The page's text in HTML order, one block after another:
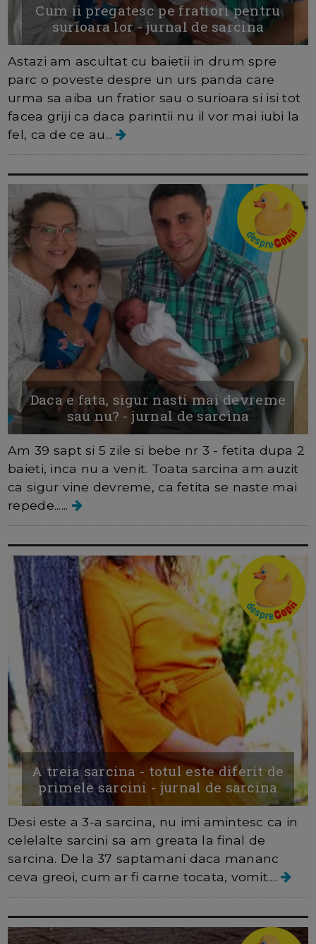
Cum ii pregatesc pe fratiori pentru
surioara lor - jurnal de sarcina
Astazi am ascultat cu baietii in drum spre
parc o poveste despre un urs panda care
urma sa aiba un fratior sau o surioara si isi tot
facea griji ca daca parintii nu il vor mai iubi la
fel, ca de ce au...
Daca e fata, sigur nasti mai devreme
sau nu? - jurnal de sarcina
Am 39 sapt si 5 zile si bebe nr 3 - fetita dupa 2
baieti, inca nu a venit. Toata sarcina am auzit
ca sigur vine devreme, ca fetita se naste mai
repede......
A treia sarcina - totul este diferit de
primele sarcini - jurnal de sarcina
Desi este a 3-a sarcina, nu imi amintesc ca in
celelalte sarcini sa am greata la final de
sarcina. De la 37 saptamani daca mananc
ceva greoi, cum ar fi carne tocata, vomit....